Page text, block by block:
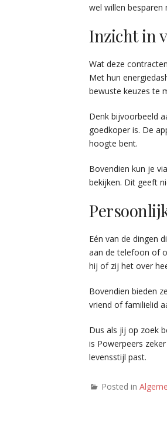
wel willen besparen
Inzicht in
Wat deze
Met hun
bewuste keuzes te
Denk bijvoorbeeld
goedkoper is. De
hoogte bent.
Bovendien kun je
bekijken. Dit geeft
Eén van de dingen
aan de telefoon of
hij of zij het over
Bovendien bieden
vriend of familielid
Dus als jij op zoek
is Powerpeers
levensstijl past.
Posted in